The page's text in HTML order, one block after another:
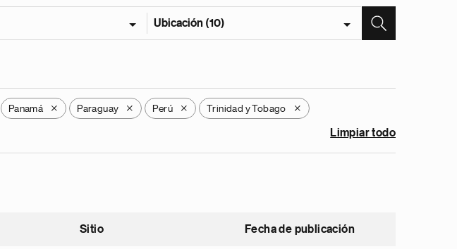
Ubicación (10)
Panamá X Paraguay X Perú X Trinidad y Tobago X
Limpiar todo
Sitio Fecha de publicación